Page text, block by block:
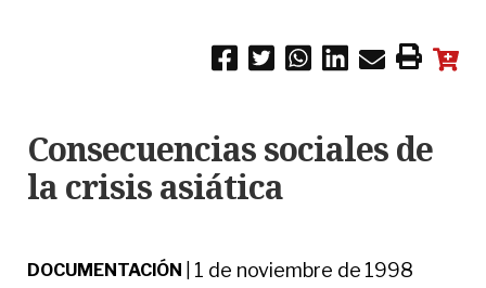
Consecuencias sociales de
la crisis asiática
DOCUMENTACIÓN 1 de noviembre de 1998